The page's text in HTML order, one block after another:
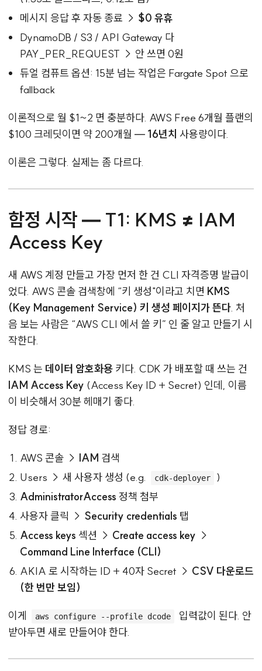
메시지 응답 후 자동 종료 → $0 유휴
DynamoDB / S3 / API Gateway 다
PAY_PER_REQUEST → 안 쓰면 0원
듀얼 컴퓨트 옵션: 15분 넘는 작업은 Fargate Spot 으로
fallback
이론적으로 월 $1~2 면 충분하다. AWS Free 6개월 플랜의
$100 크레딧이면 약 200개월 — 16년치 사용량이다.
이론은 그렇다. 실제는 좀 다르다.
함정 시작 — T1: KMS ≠ IAM
Access Key
새 AWS 계정 만들고 가장 먼저 한 건 CLI 자격증명 발급이
었다. AWS 콘솔 검색창에 “키 생성"이라고 치면 KMS
(Key Management Service) 키 생성 페이지가 뜬다. 처
음 보는 사람은 “AWS CLI 에서 쓸 키” 인 줄 알고 만들기 시
작한다.
KMS 는 데이터 암호화용 키다. CDK 가 배포할 때 쓰는 건
IAM Access Key (Access Key ID + Secret) 인데, 이름
이 비슷해서 30분 헤매기 좋다.
정답 경로:
AWS 콘솔 → IAM 검색
Users → 새 사용자 생성 (e.g.
cdk-deployer
)
AdministratorAccess 정책 첨부
사용자 클릭 → Security credentials 탭
Access keys 섹션 → Create access key →
Command Line Interface (CLI)
AKIA 로 시작하는 ID + 40자 Secret → CSV 다운로드
(한 번만 보임)
이게 aws configure --profile dcode
입력값이 된다. 안
받아두면 새로 만들어야 한다.